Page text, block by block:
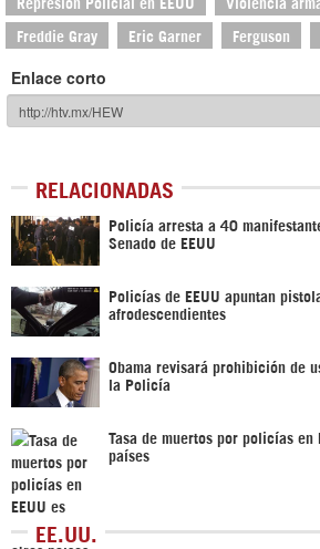
Represión Policial en EEUU Violencia
Freddie Gray Eric Garner Ferguson
Enlace corto
RELACIONADAS
Policía arresta a 40
Senado de EEUU
Policías de EEUU apuntan
afrodescendientes
Obama revisará prohibición de
la Policía
Tasa de muertos por policías en
países
EE.UU.